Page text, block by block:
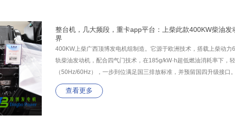
整台机，几大频段，重卡app平台：上柴此款400KW柴油
界
400KW上柴广西顶博发电机组制造。它源于欧洲技术，搭载上柴动
轨柴油发动机，配合四气门技术，在185g/kW·h超低燃油消耗率下，
（50Hz/60Hz），一步到位满足国三排放标准，并预留国四升级接口。
查看更多